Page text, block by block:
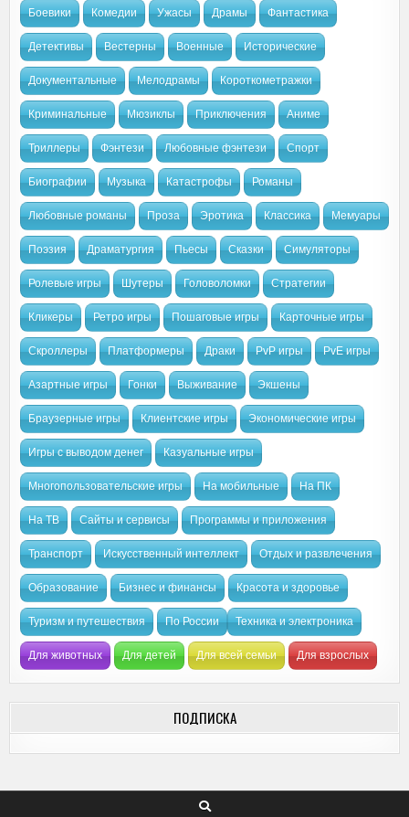
Боевики Комедии Ужасы Драмы Фантастика
Детективы Вестерны Военные Исторические
Документальные Мелодрамы Короткометражки
Криминальные Мюзиклы Приключения Аниме
Триллеры Фэнтези Любовные фэнтези Спорт
Биографии Музыка Катастрофы Романы
Любовные романы Проза Эротика Классика Мемуары
Поэзия Драматургия Пьесы Сказки Симуляторы
Ролевые игры Шутеры Головоломки Стратегии
Кликеры Ретро игры Пошаговые игры Карточные игры
Скроллеры Платформеры Драки PvP игры PvE игры
Азартные игры Гонки Выживание Экшены
Браузерные игры Клиентские игры Экономические игры
Игры с выводом денег Казуальные игры
Многопользовательские игры На мобильные На ПК
На ТВ Сайты и сервисы Программы и приложения
Транспорт Искусственный интеллект Отдых и развлечения
Образование Бизнес и финансы Красота и здоровье
Туризм и путешествия По России Техника и электроника
Для животных Для детей Для всей семьи Для взрослых
ПОДПИСКА